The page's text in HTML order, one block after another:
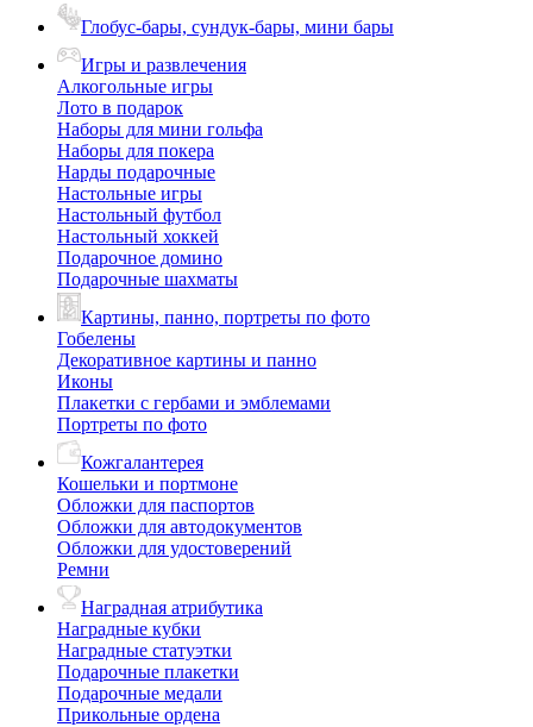
Глобус-бары, сундук-бары, мини бары
Игры и развлечения
Алкогольные игры
Лото в подарок
Наборы для мини гольфа
Наборы для покера
Нарды подарочные
Настольные игры
Настольный футбол
Настольный хоккей
Подарочное домино
Подарочные шахматы
Картины, панно, портреты по фото
Гобелены
Декоративное картины и панно
Иконы
Плакетки с гербами и эмблемами
Портреты по фото
Кожгалантерея
Кошельки и портмоне
Обложки для паспортов
Обложки для автодокументов
Обложки для удостоверений
Ремни
Наградная атрибутика
Наградные кубки
Наградные статуэтки
Подарочные плакетки
Подарочные медали
Прикольные ордена